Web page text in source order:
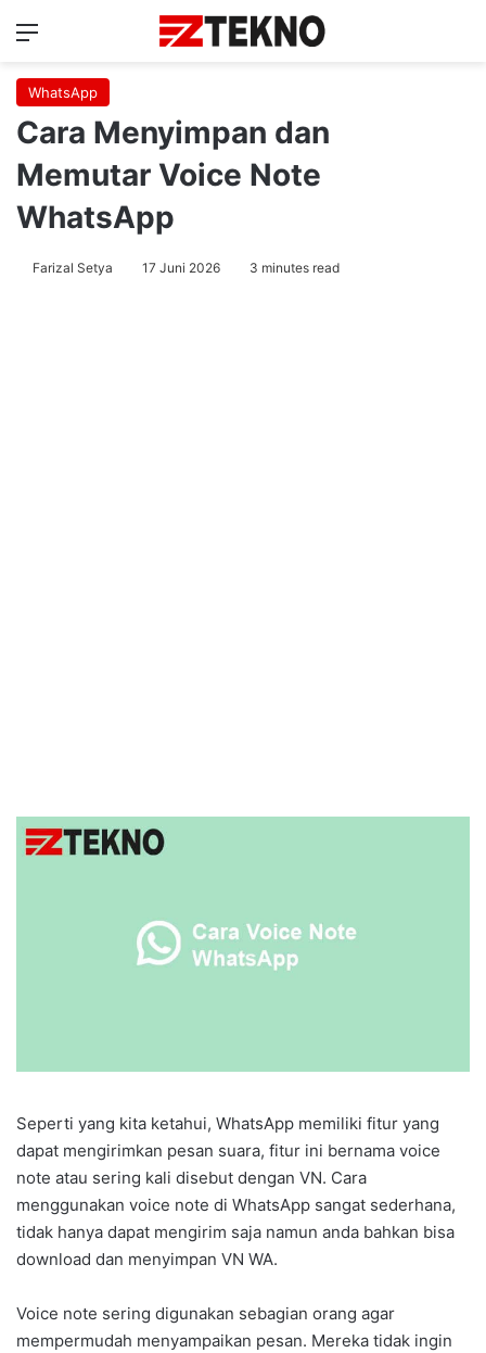
Menu
WhatsApp
Cara Menyimpan dan
Memutar Voice Note
WhatsApp
Farizal Setya 17 Juni 2026 3 minutes read
Seperti yang kita ketahui, WhatsApp memiliki fitur yang
dapat mengirimkan pesan suara, fitur ini bernama voice
note atau sering kali disebut dengan VN. Cara
menggunakan voice note di WhatsApp sangat sederhana,
tidak hanya dapat mengirim saja namun anda bahkan bisa
download dan menyimpan VN WA.
Voice note sering digunakan sebagian orang agar
mempermudah menyampaikan pesan. Mereka tidak ingin